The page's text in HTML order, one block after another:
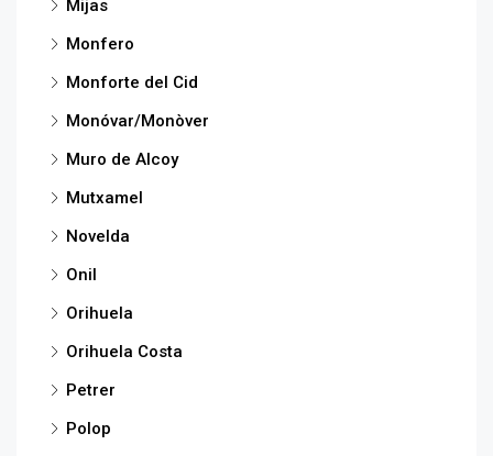
Mijas
Monfero
Monforte del Cid
Monóvar/Monòver
Muro de Alcoy
Mutxamel
Novelda
Onil
Orihuela
Orihuela Costa
Petrer
Polop